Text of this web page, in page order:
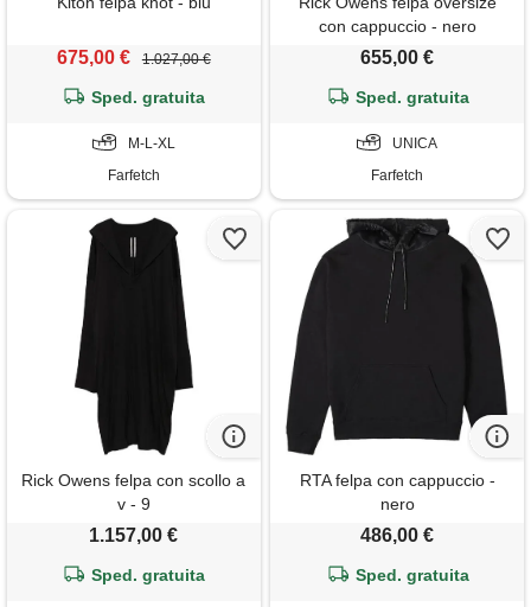
675,00 € 1.027,00 €
Sped. gratuita
M-L-XL
Farfetch
con cappuccio - nero
655,00 €
Sped. gratuita
UNICA
Farfetch
Rick Owens felpa con scollo a
v - 9
1.157,00 €
Sped. gratuita
RTA felpa con cappuccio -
nero
486,00 €
Sped. gratuita